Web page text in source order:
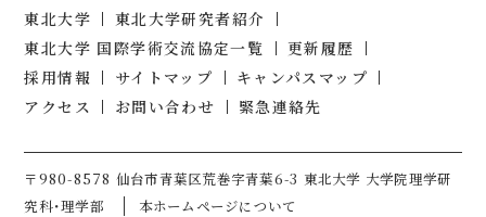
東北大学
東北大学研究者紹介
東北大学 国際学術交流協定一覧
更新履歴
採用情報
サイトマップ
キャンパスマップ
アクセス
お問い合わせ 緊急連絡先
〒980-8578 仙台市青葉区荒巻字青葉6-3 東北大学 大学院理学研
究科・理学部
本ホームページについて